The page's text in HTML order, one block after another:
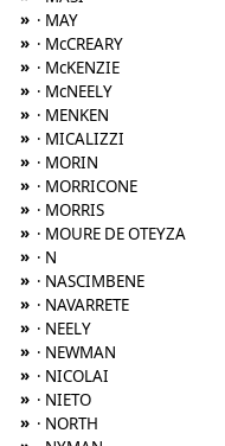
» · MAY
» · McCREARY
» · McKENZIE
» · McNEELY
» · MENKEN
» · MICALIZZI
» · MORIN
» · MORRICONE
» · MORRIS
» · MOURE DE OTEYZA
» · N
» · NASCIMBENE
» · NAVARRETE
» · NEELY
» · NEWMAN
» · NICOLAI
» · NIETO
» · NORTH